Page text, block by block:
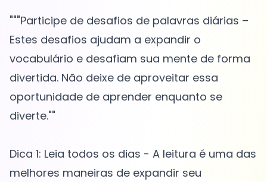
"""Participe de desafios de palavras diárias –
Estes desafios ajudam a expandir o
vocabulário e desafiam sua mente de forma
divertida. Não deixe de aproveitar essa
oportunidade de aprender enquanto se
diverte.""
Dica 1: Leia todos os dias - A leitura é uma das
melhores maneiras de expandir seu